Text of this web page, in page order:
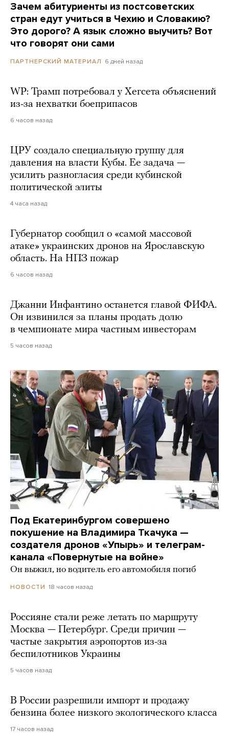
Зачем абитуриенты из постсоветских
стран едут учиться в Чехию и Словакию?
Это дорого? А язык сложно выучить? Вот
что говорят они сами
ПАРТНЕРСКИЙ МАТЕРИАЛ 6 дней назад
WP: Трамп потребовал у Хегсета объяснений
из-за нехватки боеприпасов
6 часов назад
ЦРУ создало специальную группу для
давления на власти Кубы. Ее задача —
усилить разногласия среди кубинской
политической элиты
4 часа назад
Губернатор сообщил о «самой массовой
атаке» украинских дронов на Ярославскую
область. На НПЗ пожар
6 часов назад
Джанни Инфантино останется главой ФИФА.
Он извинился за планы продать долю
в чемпионате мира частным инвесторам
5 часов назад
Под Екатеринбургом совершено
покушение на Владимира Ткачука —
создателя дронов «Упырь» и телеграм-
канала «Повернутые на войне»
Он выжил, но водитель его автомобиля погиб
НОВОСТИ 18 часов назад
Россияне стали реже летать по маршруту
Москва — Петербург. Среди причин —
частые закрытия аэропортов из-за
беспилотников Украины
5 часов назад
В России разрешили импорт и продажу
бензина более низкого экологического класса
17 часов назад